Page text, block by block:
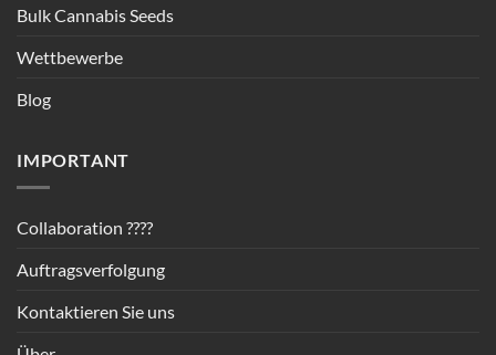
Bulk Cannabis Seeds
Wettbewerbe
Blog
IMPORTANT
Collaboration ????
Auftragsverfolgung
Kontaktieren Sie uns